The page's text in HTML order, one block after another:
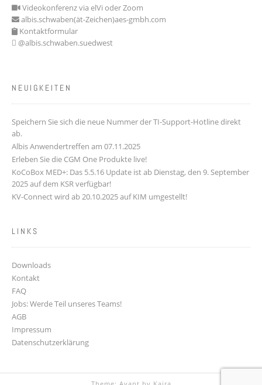
Videokonferenz via elVi oder Zoom
albis.schwaben(ät-Zeichen)aes-gmbh.com
Kontaktformular
@albis.schwaben.suedwest
NEUIGKEITEN
Speichern Sie sich die neue Nummer der TI-Support-Hotline direkt
ab.
Albis Anwendertreffen am 07.11.2025
Erleben Sie die CGM One Produkte live!
KoCoBox MED+: Das 5.5.16 Update ist ab Dienstag, den 9. September
2025 auf dem KSR verfügbar!
KV-Connect wird ab 20.10.2025 auf KIM umgestellt!
LINKS
Downloads
Kontakt
FAQ
Jobs: Werde Teil unseres Teams!
AGB
Impressum
Datenschutzerklärung